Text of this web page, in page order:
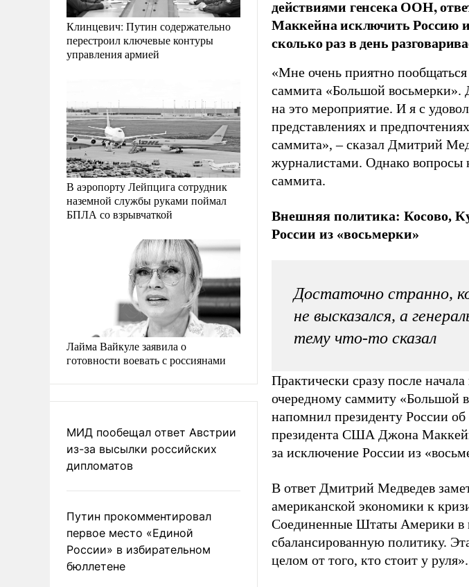
Клинцевич: Путин содержательно
перестроил ключевые контуры
управления армией
В аэропорту Лейпцига сотрудник
наземной службы руками поймал
БПЛА со взрывчаткой
Лайма Вайкуле заявила о
готовности воевать с россиянами
МИД пообещал ответ Австрии
из-за высылки российских
дипломатов
Путин прокомментировал
первое место «Единой
России» в избирательном
бюллетене
действиями генсека ООН,
Маккейна исключить Россию
сколько раз в день
«Мне очень приятно
саммита «Большой восьмерки».
на это мероприятие. И я с
представлениях и
саммита», – сказал Дмитрий
журналистами. Однако вопросы
саммита.
Внешняя политика: Косово,
России из «восьмерки»
Достаточно странно,
не высказался, а
тему что-то сказал
Практически сразу после
очередному саммиту «Большой
напомнил президенту России
президента США Джона
за исключение России из
В ответ Дмитрий Медведев
американской экономики к
Соединенные Штаты Америки в
сбалансированную политику.
целом от того, кто стоит у руля».